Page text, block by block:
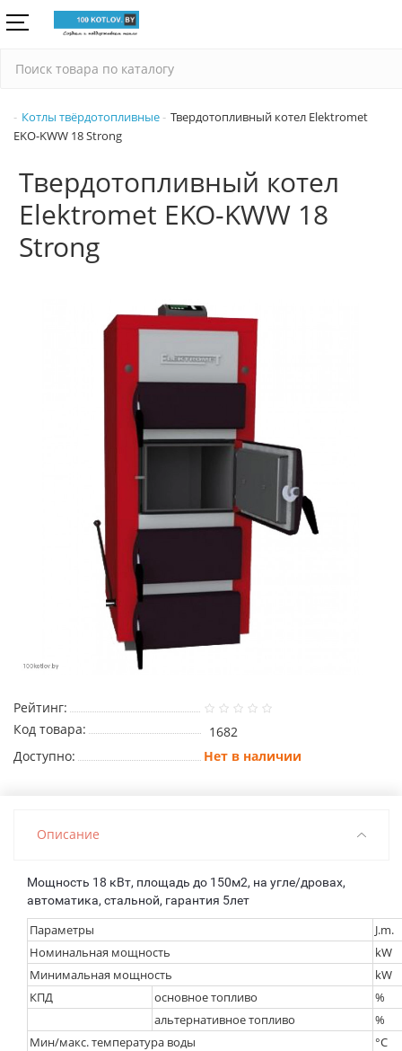
Котлы твёрдотопливные
Твердотопливный котел Elektromet
EKO-KWW 18 Strong
Твердотопливный котел
Elektromet EKO-KWW 18
Strong
Рейтинг:
Код товара:
1682
Доступно:
Нет в наличии
Описание
Мощность 18 кВт, площадь до 150м2, на угле/дровах,
автоматика, стальной, гарантия 5лет
Параметры
J.m.
Номинальная мощность
kW
Минимальная мощность
kW
КПД
основное топливо
%
альтернативное топливо
%
Мин/макс. температура воды
°C